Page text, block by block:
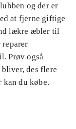
og der er
at fjerne giftige
lækre æbler til
Prøv også
des flere
kan du købe.